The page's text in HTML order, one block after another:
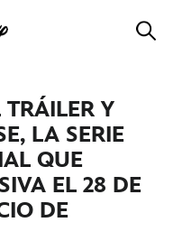
Y
LA SERIE
QUE
EL 28 DE
DE